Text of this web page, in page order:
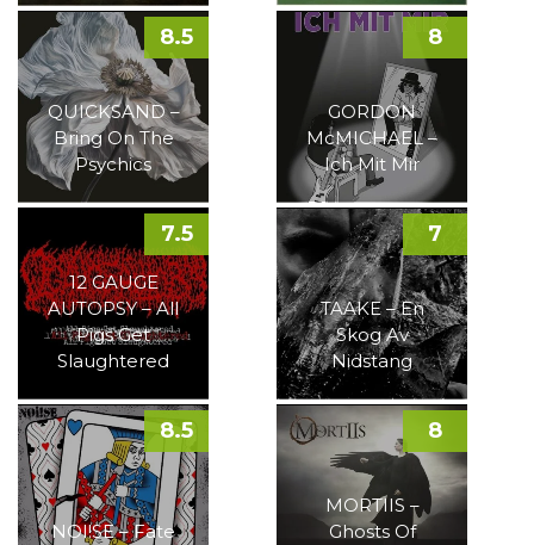
QUICKSAND –
Bring On The
Psychics
8.5
GORDON
McMICHAEL –
Ich Mit Mir
8
12 GAUGE
AUTOPSY – All
Pigs Get
Slaughtered
7.5
TAAKE – En
Skog Av
Nidstang
7
NOI!SE – Fate
8.5
MORTIIS –
Ghosts Of
8